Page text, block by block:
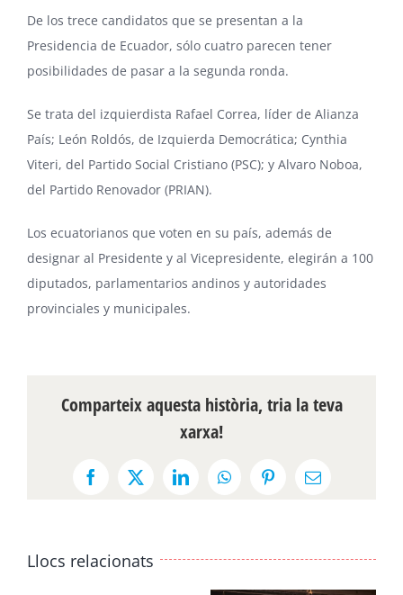
De los trece candidatos que se presentan a la
Presidencia de Ecuador, sólo cuatro parecen tener
posibilidades de pasar a la segunda ronda.
Se trata del izquierdista Rafael Correa, líder de Alianza
País; León Roldós, de Izquierda Democrática; Cynthia
Viteri, del Partido Social Cristiano (PSC); y Alvaro Noboa,
del Partido Renovador (PRIAN).
Los ecuatorianos que voten en su país, además de
designar al Presidente y al Vicepresidente, elegirán a 100
diputados, parlamentarios andinos y autoridades
provinciales y municipales.
Comparteix aquesta història, tria la teva
xarxa!
Facebook
X LinkedInWhatsAppPinterestEmail:
Llocs relacionats